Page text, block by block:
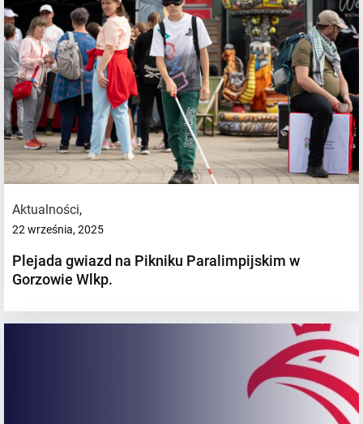
Aktualności,
22 września, 2025
Plejada gwiazd na Pikniku Paralimpijskim w
Gorzowie Wlkp.